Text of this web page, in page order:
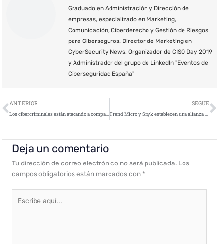
Graduado en Administración y Dirección de
empresas, especializado en Marketing,
Comunicación, Ciberderecho y Gestión de Riesgos
para Ciberseguros. Director de Marketing en
CyberSecurity News, Organizador de CISO Day 2019
y Administrador del grupo de LinkedIn "Eventos de
Ciberseguridad España"
Ant
ANTERIOR
Los cibercriminales están atacando a compañías del sector salud con campañas de phishing para robar datos sensibles
SEGUE
Trend Micro y Snyk establecen una alianza estratégica para permitir a los desarrolladores de software entregar aplicaciones de forma rápida y segura
Deja un comentario
Tu dirección de correo electrónico no será publicada. Los
campos obligatorios están marcados con *
aquí...